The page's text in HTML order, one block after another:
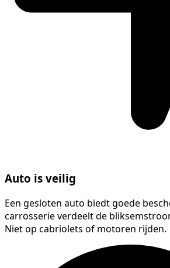
Auto is veilig
Een gesloten auto biedt goede
carrosserie verdeelt de
Niet op cabriolets of motoren rijden.